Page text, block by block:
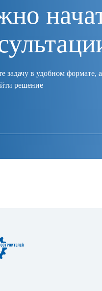
задачу в удобном формате,
решение